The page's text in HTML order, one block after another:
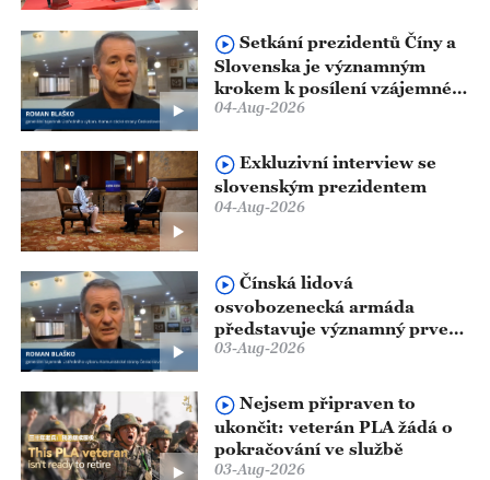
Setkání prezidentů Číny a
Slovenska je významným
krokem k posílení vzájemné
spolupráce
04-Aug-2026
Exkluzivní interview se
slovenským prezidentem
04-Aug-2026
Čínská lidová
osvobozenecká armáda
představuje významný prvek
stability a míru
03-Aug-2026
Nejsem připraven to
ukončit: veterán PLA žádá o
pokračování ve službě
03-Aug-2026